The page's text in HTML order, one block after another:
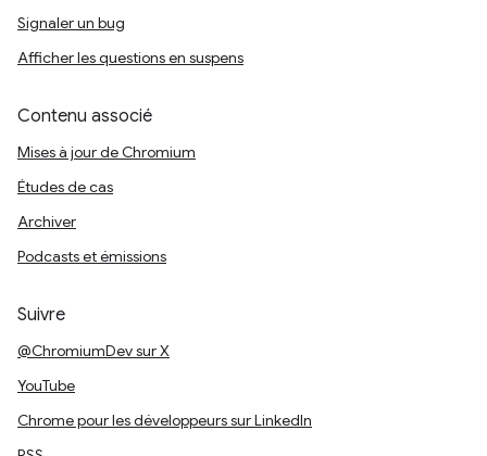
Signaler un bug
Afficher les questions en suspens
Contenu associé
Mises à jour de Chromium
Études de cas
Archiver
Podcasts et émissions
Suivre
@ChromiumDev sur X
YouTube
Chrome pour les développeurs sur LinkedIn